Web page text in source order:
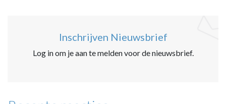
Inschrijven Nieuwsbrief
Log in om je aan te melden voor de nieuwsbrief.